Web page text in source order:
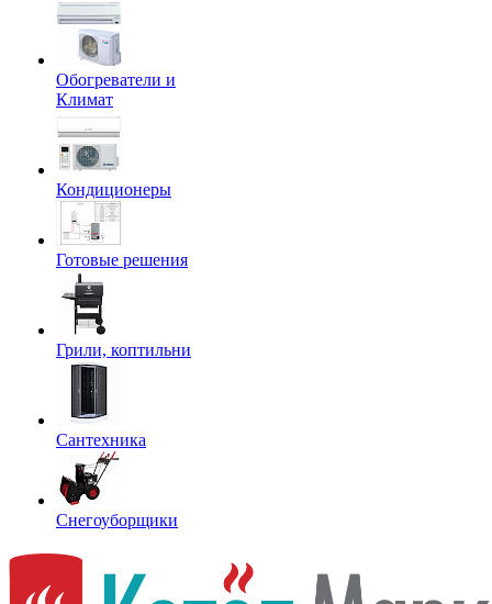
Обогреватели и
Климат
Кондиционеры
Готовые решения
Грили, коптильни
Сантехника
Снегоуборщики